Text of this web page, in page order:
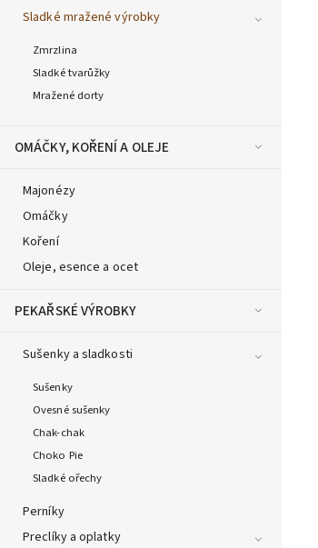
Sladké mražené výrobky
Zmrzlina
Sladké tvarůžky
Mražené dorty
OMÁČKY, KOŘENÍ A OLEJE
Majonézy
Omáčky
Koření
Oleje, esence a ocet
PEKAŘSKÉ VÝROBKY
Sušenky a sladkosti
Sušenky
Ovesné sušenky
Chak-chak
Choko Pie
Sladké ořechy
Perníky
Preclíky a oplatky